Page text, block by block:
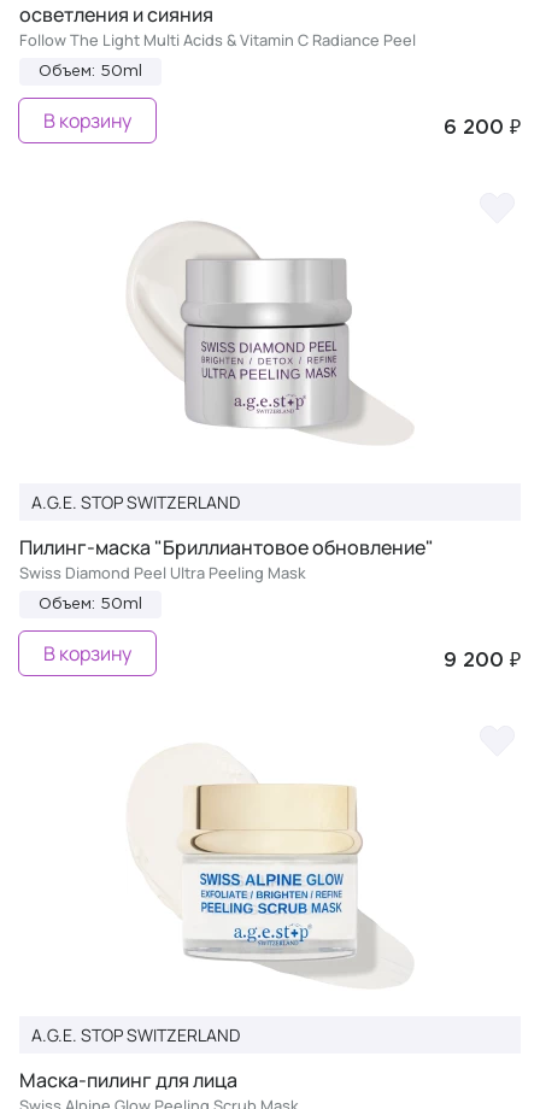
осветления и сияния
Follow The Light Multi Acids & Vitamin C Radiance Peel
Объем: 50ml
6 200 ₽
В корзину
A.G.E. STOP SWITZERLAND
Пилинг-маска "Бриллиантовое обновление"
Swiss Diamond Peel Ultra Peeling Mask
Объем: 50ml
9 200 ₽
В корзину
A.G.E. STOP SWITZERLAND
Маска-пилинг для лица